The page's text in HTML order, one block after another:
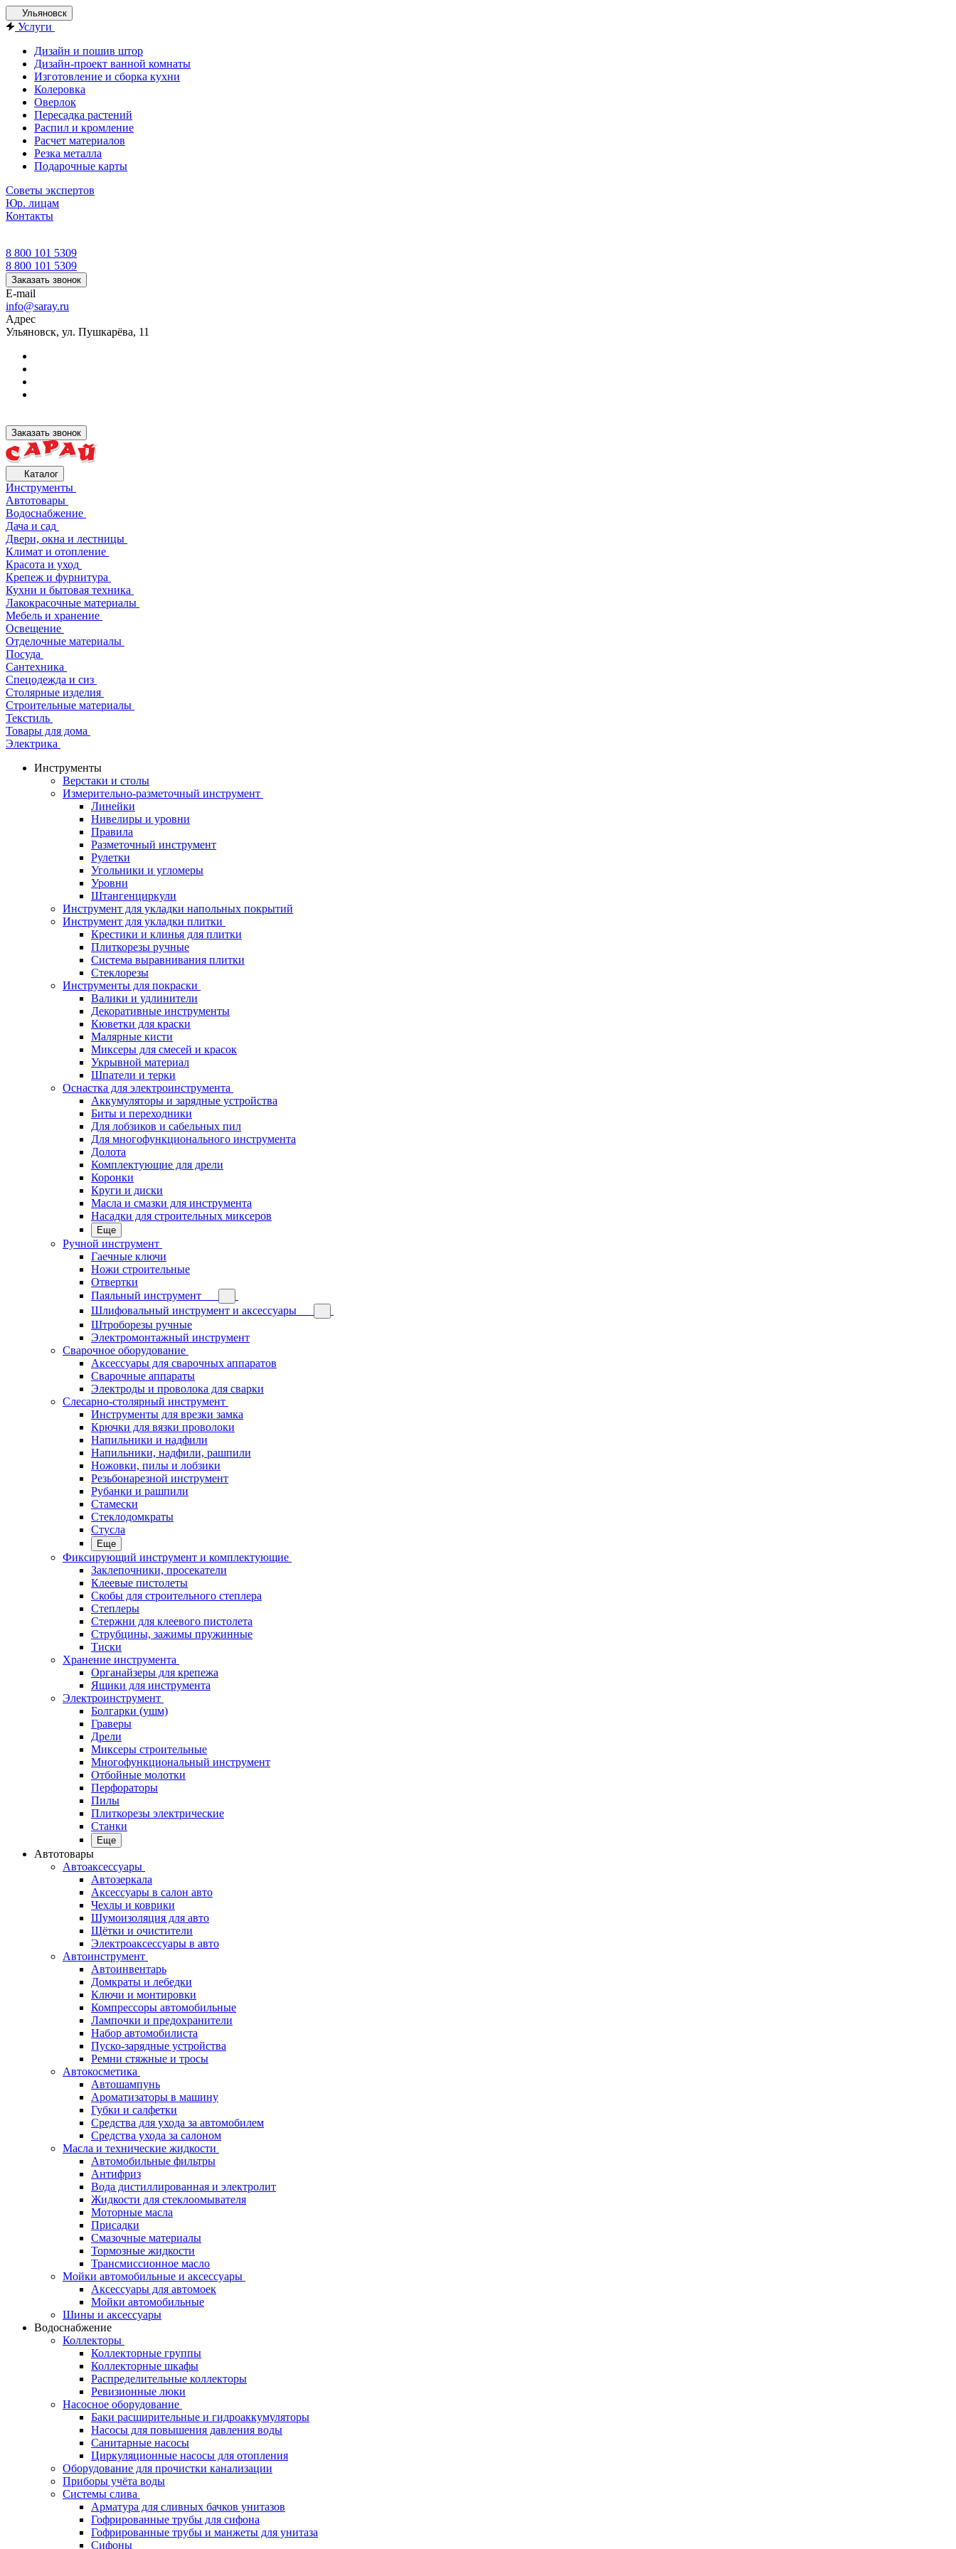
Ульяновск
Услуги
Дизайн и пошив штор
Дизайн-проект ванной комнаты
Изготовление и сборка кухни
Колеровка
Оверлок
Пересадка растений
Распил и кромление
Расчет материалов
Резка металла
Подарочные карты
Советы экспертов
Юр. лицам
Контакты
8 800 101 5309
8 800 101 5309
Заказать звонок
E-mail
info@saray.ru
Адрес
Ульяновск, ул. Пушкарёва, 11
Заказать звонок
Каталог
Инструменты
Автотовары
Водоснабжение
Дача и сад
Двери, окна и лестницы
Климат и отопление
Красота и уход
Крепеж и фурнитура
Кухни и бытовая техника
Лакокрасочные материалы
Мебель и хранение
Освещение
Отделочные материалы
Посуда
Сантехника
Спецодежда и сиз
Столярные изделия
Строительные материалы
Текстиль
Товары для дома
Электрика
Инструменты
Верстаки и столы
Измерительно-разметочный инструмент
Линейки
Нивелиры и уровни
Правила
Разметочный инструмент
Рулетки
Угольники и угломеры
Уровни
Штангенциркули
Инструмент для укладки напольных покрытий
Инструмент для укладки плитки
Крестики и клинья для плитки
Плиткорезы ручные
Система выравнивания плитки
Стеклорезы
Инструменты для покраски
Валики и удлинители
Декоративные инструменты
Кюветки для краски
Малярные кисти
Миксеры для смесей и красок
Укрывной материал
Шпатели и терки
Оснастка для электроинструмента
Аккумуляторы и зарядные устройства
Биты и переходники
Для лобзиков и сабельных пил
Для многофункционального инструмента
Долота
Комплектующие для дрели
Коронки
Круги и диски
Масла и смазки для инструмента
Насадки для строительных миксеров
Еще
Ручной инструмент
Гаечные ключи
Ножи строительные
Отвертки
Паяльный инструмент
Шлифовальный инструмент и аксессуары
Штроборезы ручные
Электромонтажный инструмент
Сварочное оборудование
Аксессуары для сварочных аппаратов
Сварочные аппараты
Электроды и проволока для сварки
Слесарно-столярный инструмент
Инструменты для врезки замка
Крючки для вязки проволоки
Напильники и надфили
Напильники, надфили, рашпили
Ножовки, пилы и лобзики
Резьбонарезной инструмент
Рубанки и рашпили
Стамески
Стеклодомкраты
Стусла
Еще
Фиксирующий инструмент и комплектующие
Заклепочники, просекатели
Клеевые пистолеты
Скобы для строительного степлера
Степлеры
Стержни для клеевого пистолета
Струбцины, зажимы пружинные
Тиски
Хранение инструмента
Органайзеры для крепежа
Ящики для инструмента
Электроинструмент
Болгарки (ушм)
Граверы
Дрели
Миксеры строительные
Многофункциональный инструмент
Отбойные молотки
Перфораторы
Пилы
Плиткорезы электрические
Станки
Еще
Автотовары
Автоаксессуары
Автозеркала
Аксессуары в салон авто
Чехлы и коврики
Шумоизоляция для авто
Щётки и очистители
Электроаксессуары в авто
Автоинструмент
Автоинвентарь
Домкраты и лебедки
Ключи и монтировки
Компрессоры автомобильные
Лампочки и предохранители
Набор автомобилиста
Пуско-зарядные устройства
Ремни стяжные и тросы
Автокосметика
Автошампунь
Ароматизаторы в машину
Губки и салфетки
Средства для ухода за автомобилем
Средства ухода за салоном
Масла и технические жидкости
Автомобильные фильтры
Антифриз
Вода дистиллированная и электролит
Жидкости для стеклоомывателя
Моторные масла
Присадки
Смазочные материалы
Тормозные жидкости
Трансмиссионное масло
Мойки автомобильные и аксессуары
Аксессуары для автомоек
Мойки автомобильные
Шины и аксессуары
Водоснабжение
Коллекторы
Коллекторные группы
Коллекторные шкафы
Распределительные коллекторы
Ревизионные люки
Насосное оборудование
Баки расширительные и гидроаккумуляторы
Насосы для повышения давления воды
Санитарные насосы
Циркуляционные насосы для отопления
Оборудование для прочистки канализации
Приборы учёта воды
Системы слива
Арматура для сливных бачков унитазов
Гофрированные трубы для сифона
Гофрированные трубы и манжеты для унитаза
Сифоны